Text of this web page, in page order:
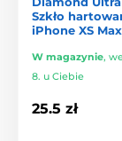
Szkło
iPhone XS
W magazynie,
8. u Ciebie
25.5 zł